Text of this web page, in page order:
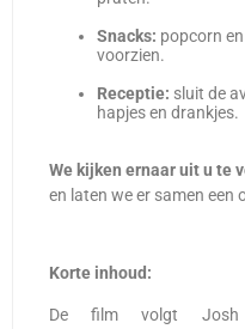
Snacks: popcorn
voorzien.
Receptie: sluit de
hapjes en drankjes.
We kijken ernaar uit u te
en laten we er samen een
Korte inhoud:
De film volgt Josh